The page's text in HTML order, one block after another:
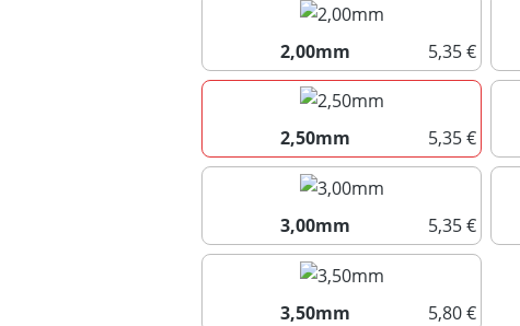
2,00mm
5,35 €
2,00mm
2,50mm
5,35 €
2,50mm
3,00mm
5,35 €
3,00mm
3,50mm
5,80 €